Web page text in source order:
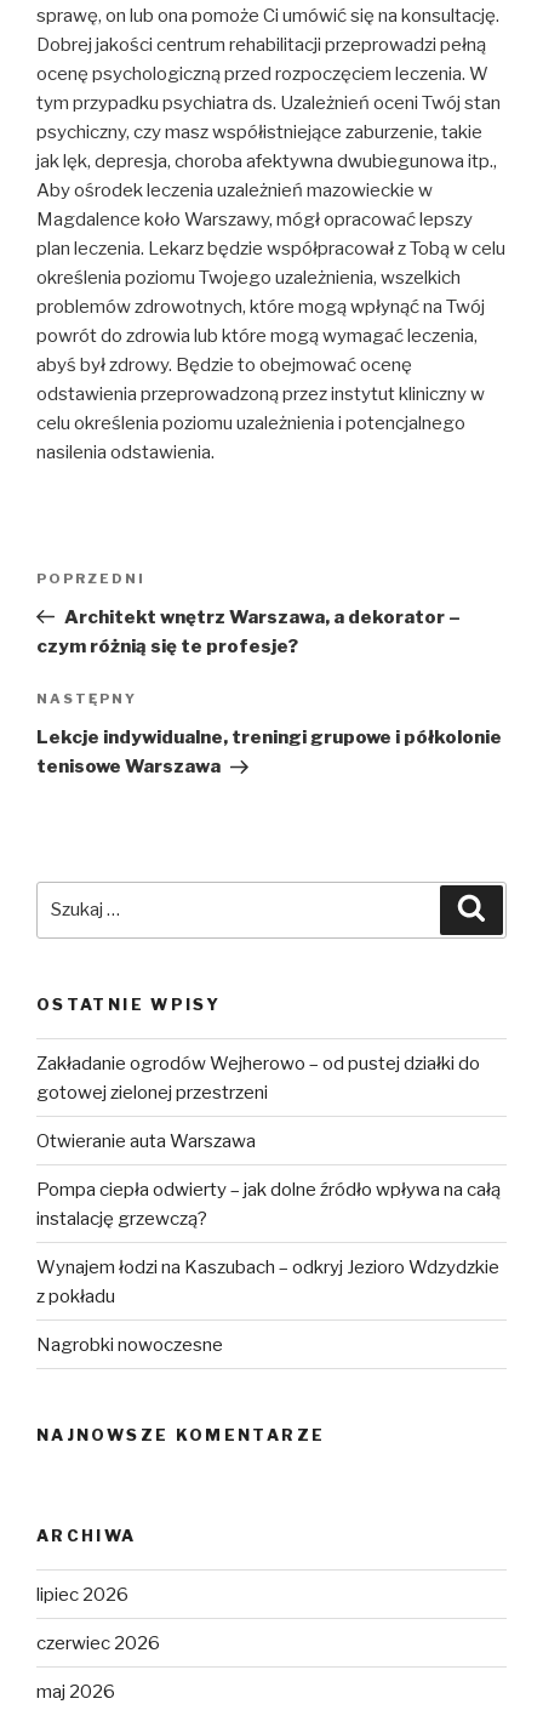
sprawę, on lub ona pomoże Ci umówić się na konsultację.
Dobrej jakości centrum rehabilitacji przeprowadzi pełną
ocenę psychologiczną przed rozpoczęciem leczenia. W
tym przypadku psychiatra ds. Uzależnień oceni Twój stan
psychiczny, czy masz współistniejące zaburzenie, takie
jak lęk, depresja, choroba afektywna dwubiegunowa itp.,
Aby ośrodek leczenia uzależnień mazowieckie w
Magdalence koło Warszawy, mógł opracować lepszy
plan leczenia. Lekarz będzie współpracował z Tobą w celu
określenia poziomu Twojego uzależnienia, wszelkich
problemów zdrowotnych, które mogą wpłynąć na Twój
powrót do zdrowia lub które mogą wymagać leczenia,
abyś był zdrowy. Będzie to obejmować ocenę
odstawienia przeprowadzoną przez instytut kliniczny w
celu określenia poziomu uzależnienia i potencjalnego
nasilenia odstawienia.
Poprzedni
wpis
POPRZEDNI
Architekt wnętrz Warszawa, a dekorator –
czym różnią się te profesje?
Następny
wpis
NASTĘPNY
Lekcje indywidualne, treningi grupowe i półkolonie
tenisowe Warszawa
OSTATNIE WPISY
Zakładanie ogrodów Wejherowo – od pustej działki do
gotowej zielonej przestrzeni
Otwieranie auta Warszawa
Pompa ciepła odwierty – jak dolne źródło wpływa na całą
instalację grzewczą?
Wynajem łodzi na Kaszubach – odkryj Jezioro Wdzydzkie
z pokładu
Nagrobki nowoczesne
NAJNOWSZE KOMENTARZE
ARCHIWA
lipiec 2026
czerwiec 2026
maj 2026